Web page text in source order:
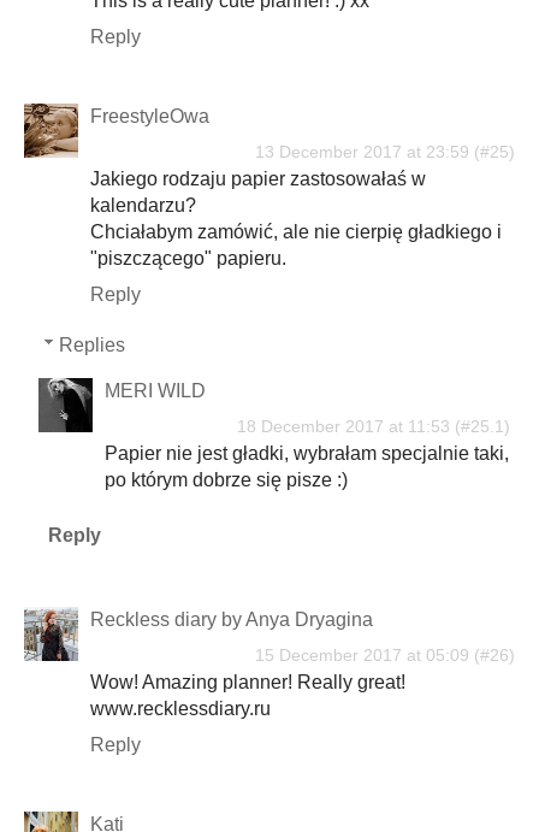
Reply
FreestyleOwa
13 December 2017 at 23:59
Jakiego rodzaju papier zastosowałaś w
kalendarzu?
Chciałabym zamówić, ale nie cierpię gładkiego i
"piszczącego" papieru.
Reply
Replies
MERI WILD
18 December 2017 at 11:53
Papier nie jest gładki, wybrałam specjalnie taki,
po którym dobrze się pisze :)
Reply
Reckless diary by Anya Dryagina
15 December 2017 at 05:09
Wow! Amazing planner! Really great!
www.recklessdiary.ru
Reply
Kati